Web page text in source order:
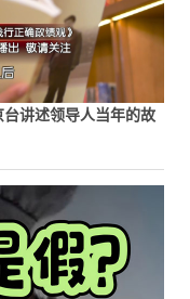
讲述领导人当年的故